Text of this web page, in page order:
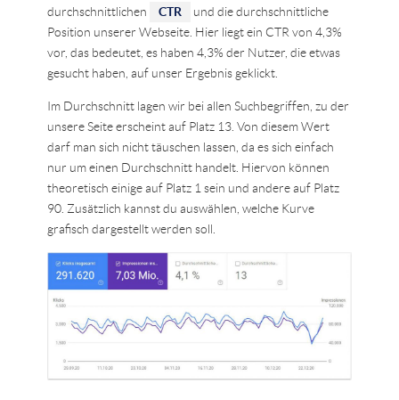
durchschnittlichen
CTR
und die durchschnittliche
Position unserer Webseite. Hier liegt ein CTR von 4,3%
vor, das bedeutet, es haben 4,3% der Nutzer, die etwas
gesucht haben, auf unser Ergebnis geklickt.
Im Durchschnitt lagen wir bei allen Suchbegriffen, zu der
unsere Seite erscheint auf Platz 13. Von diesem Wert
darf man sich nicht täuschen lassen, da es sich einfach
nur um einen Durchschnitt handelt. Hiervon können
theoretisch einige auf Platz 1 sein und andere auf Platz
90. Zusätzlich kannst du auswählen, welche Kurve
grafisch dargestellt werden soll.